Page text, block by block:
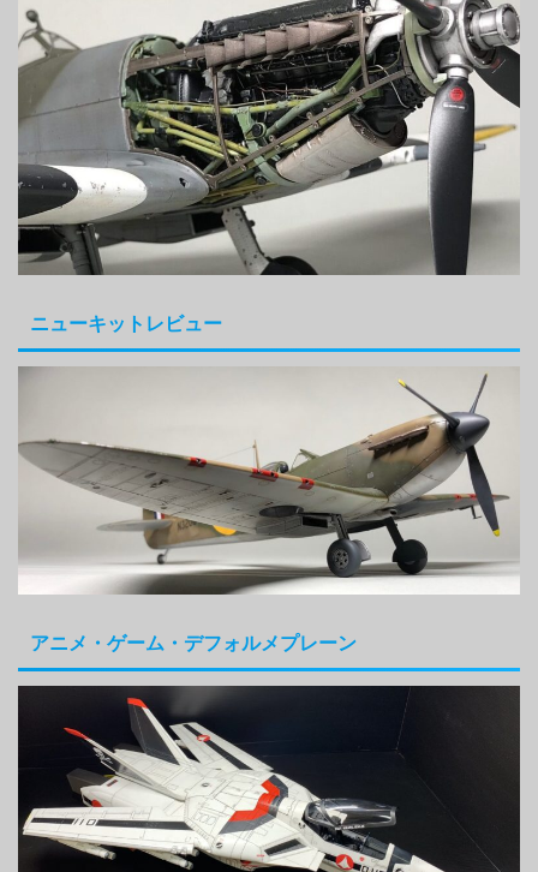
ニューキットレビュー
アニメ・ゲーム・デフォルメプレーン